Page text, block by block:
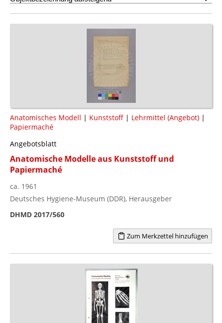
Anatomisches Modell | Kunststoff | Lehrmittel (Angebot) |
Papiermaché
Angebotsblatt
Anatomische Modelle aus Kunststoff und
Papiermaché
ca. 1961
Deutsches Hygiene-Museum (DDR), Herausgeber
DHMD 2017/560
Zum Merkzettel hinzufügen